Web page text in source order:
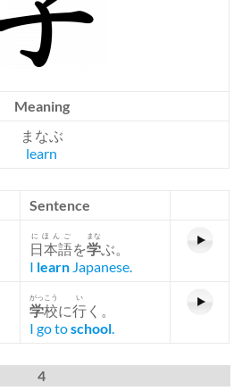
Meaning
まなぶ
learn
Sentence
日本語
にほんご
を学
まな
ぶ。
I learn Japanese.
学校
がっこう
に行
い
く。
I go toschool.
4